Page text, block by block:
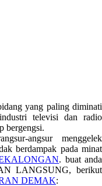
yang paling diminati
televisi dan radio
bergengsi.
angsur menggelek
berdampak pada minat
. buat anda
LANGSUNG, berikut
DEMAK: